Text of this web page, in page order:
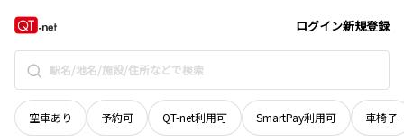
ログイン新規登録
空車あり 予約可 QT-net利用可 SmartPay利用可 車椅子
滋賀県